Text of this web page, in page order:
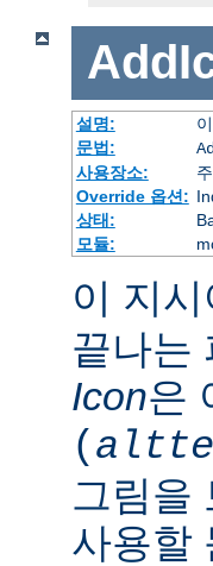
설명:
문법:
사용장소:
Override 옵션:
상태:
모듈:
이 지
끝나는
Icon은
(
그림을
사용할